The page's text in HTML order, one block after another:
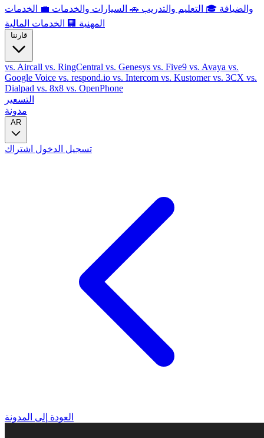
والضيافة 🎓 التعليم والتدريب 🚗 السيارات والخدمات 💼
الخدمات
المهنية 🏢 الخدمات المالية
قارننا
vs. Aircall vs. RingCentral vs. Genesys vs. Five9 vs. Avaya vs.
Google Voice vs. respond.io vs. Intercom vs. Kustomervs. 3CX vs.
Dialpad vs. 8x8 vs. OpenPhone
التسعير
مدونة
AR
تسجيل الدخول اشتراك
العودة إلى المدونة